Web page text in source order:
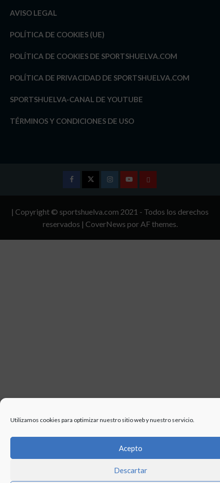
Utilizamos cookies para optimizar nuestro sitio web y nuestro servicio.
Acepto
Descartar
AVISO LEGAL
POLÍTICA DE COOKIES (UE)
POLÍTICA DE COOKIES DE SPORTSHUELVA.COM
POLÍTICA DE PRIVACIDAD DE SPORTSHUELVA.COM
SPORTSHUELVA-CANAL DE YOUTUBE
TÉRMINOS Y CONDICIONES DE USO
InstagramYoutubeTÉRMINOS
CONDICIONES
| Copyright © sportshuelva.com 2021 - Todos los derechos
reservados | CoverNews por AF themes.